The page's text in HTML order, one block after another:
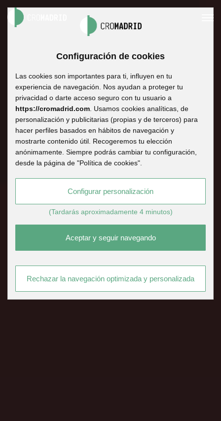
Configuración de cookies
Las cookies son importantes para ti, influyen en tu
experiencia de navegación. Nos ayudan a proteger tu
privacidad o darte acceso seguro con tu usuario a
https://cromadrid.com . Usamos cookies analíticas, de
personalización y publicitarias (propias y de terceros) para
hacer perfiles basados en hábitos de navegación y
mostrarte contenido útil. Recogeremos tu elección
anónimamente. Siempre podrás cambiar tu configuración,
desde la página de "Política de cookies".
Configurar personalización
(Tardarás aproximadamente 4 minutos)
Aceptar y seguir navegando
Rechazar la navegación optimizada y personalizada